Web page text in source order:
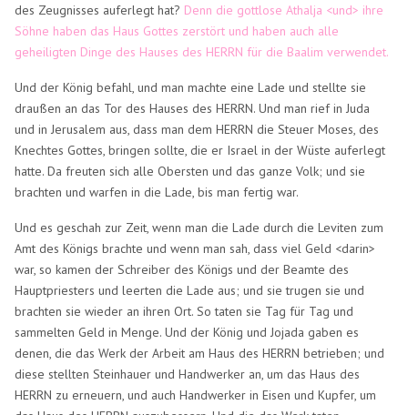
des Zeugnisses auferlegt hat? Denn die gottlose Athalja <und> ihre
Söhne haben das Haus Gottes zerstört und haben auch alle
geheiligten Dinge des Hauses des HERRN für die Baalim verwendet.
Und der König befahl, und man machte eine Lade und stellte sie
draußen an das Tor des Hauses des HERRN. Und man rief in Juda
und in Jerusalem aus, dass man dem HERRN die Steuer Moses, des
Knechtes Gottes, bringen sollte, die er Israel in der Wüste auferlegt
hatte. Da freuten sich alle Obersten und das ganze Volk; und sie
brachten und warfen in die Lade, bis man fertig war.
Und es geschah zur Zeit, wenn man die Lade durch die Leviten zum
Amt des Königs brachte und wenn man sah, dass viel Geld <darin>
war, so kamen der Schreiber des Königs und der Beamte des
Hauptpriesters und leerten die Lade aus; und sie trugen sie und
brachten sie wieder an ihren Ort. So taten sie Tag für Tag und
sammelten Geld in Menge. Und der König und Jojada gaben es
denen, die das Werk der Arbeit am Haus des HERRN betrieben; und
diese stellten Steinhauer und Handwerker an, um das Haus des
HERRN zu erneuern, und auch Handwerker in Eisen und Kupfer, um